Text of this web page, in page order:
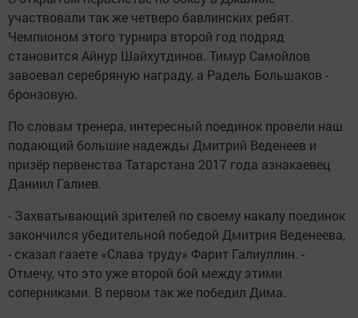
участвовали так же четверо бавлинских ребят.
Чемпионом этого турнира второй год подряд
становится Айнур Шайхутдинов. Тимур Самойлов
завоевал серебряную награду, а Радель Большаков -
бронзовую.
По словам тренера, интересный поединок провели наш
подающий большие надежды Дмитрий Веденеев и
призёр первенства Татарстана 2017 года азнакаевец
Даниил Галиев.
- Захватывающий зрителей по своему накалу поединок
закончился убедительной победой Дмитрия Веденеева,
- сказал газете «Слава труду» Фарит Галиуллин. -
Отмечу, что это уже второй бой между этими
соперниками. В первом так же победил Дима.